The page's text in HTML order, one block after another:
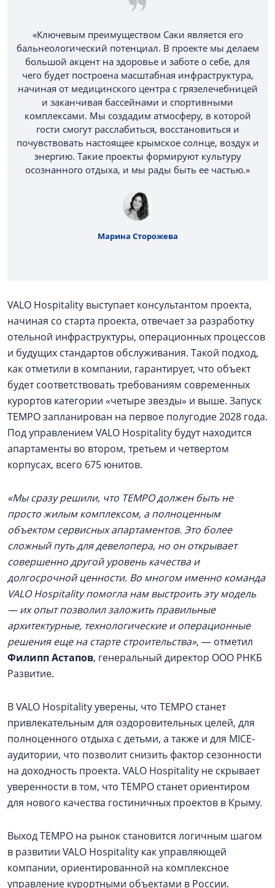
«Ключевым преимуществом Саки является его
бальнеологический потенциал. В проекте мы делаем
большой акцент на здоровье и заботе о себе, для
чего будет построена масштабная инфраструктура,
начиная от медицинского центра с грязелечебницей
и заканчивая бассейнами и спортивными
комплексами. Мы создадим атмосферу, в которой
гости смогут расслабиться, восстановиться и
почувствовать настоящее крымское солнце, воздух и
энергию. Такие проекты формируют культуру
осознанного отдыха, и мы рады быть ее частью.»
Марина Сторожева
VALO Hospitality выступает консультантом проекта,
начиная со старта проекта, отвечает за разработку
отельной инфраструктуры, операционных процессов
и будущих стандартов обслуживания. Такой подход,
как отметили в компании, гарантирует, что объект
будет соответствовать требованиям современных
курортов категории «четыре звезды» и выше. Запуск
TEMPO запланирован на первое полугодие 2028 года.
Под управлением VALO Hospitality будут находится
апартаменты во втором, третьем и четвертом
корпусах, всего 675 юнитов.
«Мы сразу решили, что TEMPO должен быть не
просто жилым комплексом, а полноценным
объектом сервисных апартаментов. Это более
сложный путь для девелопера, но он открывает
совершенно другой уровень качества и
долгосрочной ценности. Во многом именно команда
VALO Hospitality помогла нам выстроить эту модель
— их опыт позволил заложить правильные
архитектурные, технологические и операционные
решения еще на старте строительства», — отметил
Филипп Астапов, генеральный директор ООО РНКБ
Развитие.
В VALO Hospitality уверены, что TEMPO станет
привлекательным для оздоровительных целей, для
полноценного отдыха с детьми, а также и для MICE-
аудитории, что позволит снизить фактор сезонности
на доходность проекта. VALO Hospitality не скрывает
уверенности в том, что TEMPO станет ориентиром
для нового качества гостиничных проектов в Крыму.
Выход TEMPO на рынок становится логичным шагом
в развитии VALO Hospitality как управляющей
компании, ориентированной на комплексное
управление курортными объектами в России.